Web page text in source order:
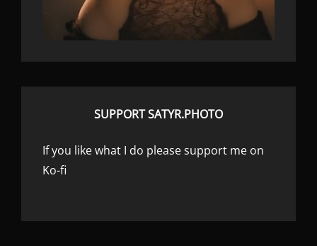
SUPPORT SATYR.PHOTO
If you like what I do please support me on
Ko-fi